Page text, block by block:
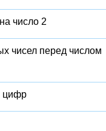
число 2
чисел перед числом
цифр